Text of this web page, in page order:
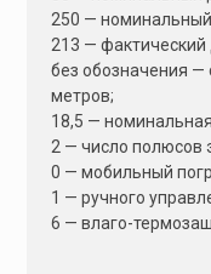
250 —
213 —
без обозначения —
метров;
18,5 —
2 — число полюсов
0 — мобильный
1 — ручного
6 — влаго-